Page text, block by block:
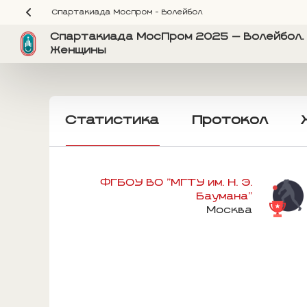
Спартакиада Моспром - Волейбол
Спартакиада МосПром 2025 — Волейбол.
Женщины
Статистика Протокол
ФГБОУ ВО "МГТУ им. Н. Э.
Баумана"
Москва